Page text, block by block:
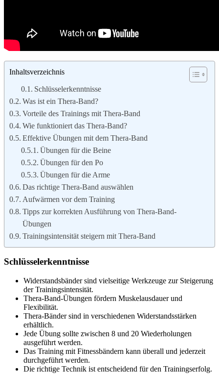
Inhaltsverzeichnis
Schlüsselerkenntnisse
Was ist ein Thera-Band?
Vorteile des Trainings mit Thera-Band
Wie funktioniert das Thera-Band?
Effektive Übungen mit dem Thera-Band
Übungen für die Beine
Übungen für den Po
Übungen für die Arme
Das richtige Thera-Band auswählen
Aufwärmen vor dem Training
Tipps zur korrekten Ausführung von Thera-Band-
Übungen
Trainingsintensität steigern mit Thera-Band
Schlüsselerkenntnisse
Widerstandsbänder sind vielseitige Werkzeuge zur Steigerung
der Trainingsintensität.
Thera-Band-Übungen fördern Muskelausdauer und
Flexibilität.
Thera-Bänder sind in verschiedenen Widerstandsstärken
erhältlich.
Jede Übung sollte zwischen 8 und 20 Wiederholungen
ausgeführt werden.
Das Training mit Fitnessbändern kann überall und jederzeit
durchgeführt werden.
Die richtige Technik ist entscheidend für den Trainingserfolg.